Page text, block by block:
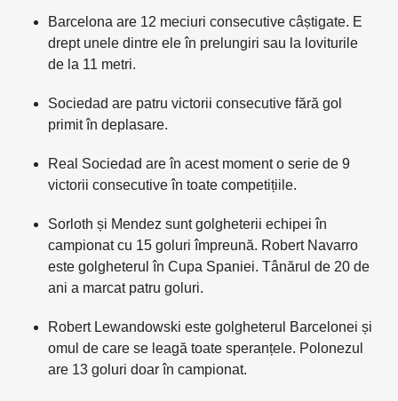
Barcelona are 12 meciuri consecutive câștigate. E
drept unele dintre ele în prelungiri sau la loviturile
de la 11 metri.
Sociedad are patru victorii consecutive fără gol
primit în deplasare.
Real Sociedad are în acest moment o serie de 9
victorii consecutive în toate competițiile.
Sorloth și Mendez sunt golgheterii echipei în
campionat cu 15 goluri împreună. Robert Navarro
este golgheterul în Cupa Spaniei. Tânărul de 20 de
ani a marcat patru goluri.
Robert Lewandowski este golgheterul Barcelonei și
omul de care se leagă toate speranțele. Polonezul
are 13 goluri doar în campionat.